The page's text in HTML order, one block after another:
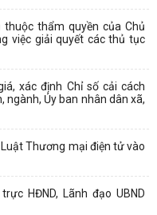
thẩm quyền của Chủ
việc giải quyết các thủ tục
xác định Chỉ số cải cách
ngành, Ủy ban nhân dân xã,
Thương mại điện tử vào
HĐND, Lãnh đạo UBND